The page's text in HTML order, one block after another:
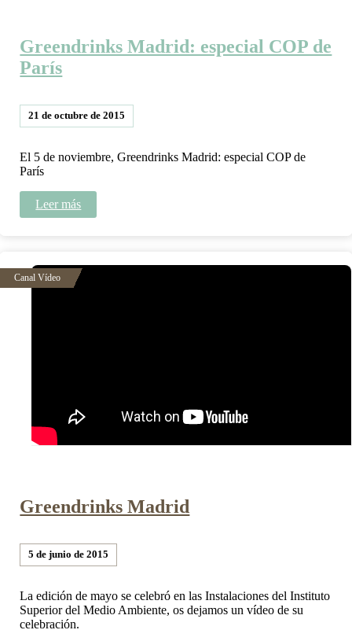
Greendrinks Madrid: especial COP de
París
21 de octubre de 2015
El 5 de noviembre, Greendrinks Madrid: especial COP de
París
Leer más
Greendrinks Madrid
5 de junio de 2015
La edición de mayo se celebró en las Instalaciones del Instituto
Superior del Medio Ambiente, os dejamos un vídeo de su
celebración.